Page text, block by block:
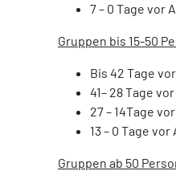
7 – 0 Tage vor
Gruppen bis 15-50
Bis 42 Tage
41– 28 Tage
27 – 14Tage
13 – 0 Tage
Gruppen ab 50